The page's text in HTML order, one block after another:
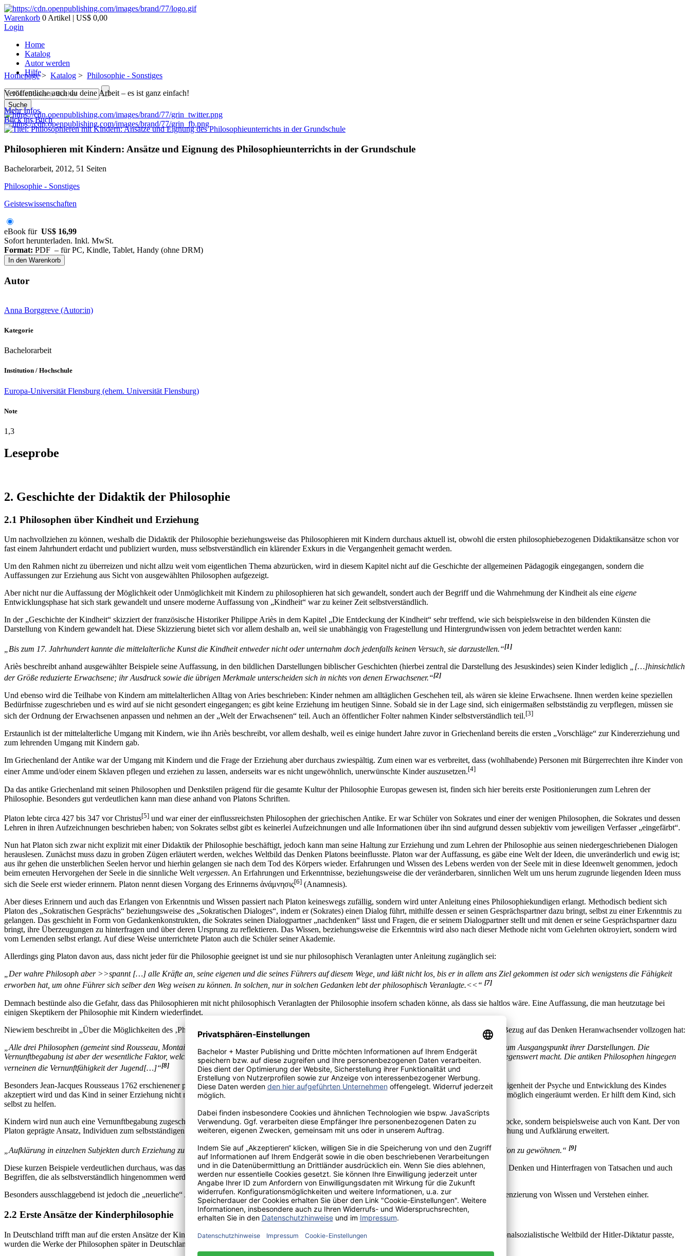
Warenkorb 0 Artikel | US$ 0,00
Login
Home
Katalog
Autor werden
Hilfe
Suche
Homepage> Katalog > Philosophie - Sonstiges
Veröffentliche auch du deine Arbeit – es ist ganz einfach!
Mehr Infos
Blick ins Buch
Philosophieren mit Kindern: Ansätze und Eignung des Philosophieunterrichts in der Grundschule
Bachelorarbeit, 2012, 51 Seiten
Philosophie - Sonstiges
Geisteswissenschaften
eBook für US$ 16,99
Sofort herunterladen. Inkl. MwSt.
Format: PDF – für PC, Kindle, Tablet, Handy (ohne DRM)
In den Warenkorb
Autor
Anna Borggreve (Autor:in)
Kategorie
Bachelorarbeit
Institution / Hochschule
Europa-Universität Flensburg (ehem. Universität Flensburg)
Note
1,3
Leseprobe
2. Geschichte der Didaktik der Philosophie
2.1 Philosophen über Kindheit und Erziehung
Um nachvollziehen zu können, weshalb die Didaktik der Philosophie beziehungsweise das Philosophieren mit Kindern durchaus aktuell ist, obwohl die ersten philosophiebezogenen Didaktikansätze schon vor
fast einem Jahrhundert erdacht und publiziert wurden, muss selbstverständlich ein klärender Exkurs in die Vergangenheit gemacht werden.
Um den Rahmen nicht zu überreizen und nicht allzu weit vom eigentlichen Thema abzurücken, wird in diesem Kapitel nicht auf die Geschichte der allgemeinen Pädagogik eingegangen, sondern die
Auffassungen zur Erziehung aus Sicht von ausgewählten Philosophen aufgezeigt.
Aber nicht nur die Auffassung der Möglichkeit oder Unmöglichkeit mit Kindern zu philosophieren hat sich gewandelt, sondert auch der Begriff und die Wahrnehmung der Kindheit als eine eigene
Entwicklungsphase hat sich stark gewandelt und unsere moderne Auffassung von „Kindheit“ war zu keiner Zeit selbstverständlich.
In der „Geschichte der Kindheit“ skizziert der französische Historiker Philippe Ariès in dem Kapitel „Die Entdeckung der Kindheit“ sehr treffend, wie sich beispielsweise in den bildenden Künsten die
Darstellung von Kindern gewandelt hat. Diese Skizzierung bietet sich vor allem deshalb an, weil sie unabhängig von Fragestellung und Hintergrundwissen von jedem betrachtet werden kann:
„Bis zum 17. Jahrhundert kannte die mittelalterliche Kunst die Kindheit entweder nicht oder unternahm doch jedenfalls keinen Versuch, sie darzustellen.“[1]
Ariès beschreibt anhand ausgewählter Beispiele seine Auffassung, in den bildlichen Darstellungen biblischer Geschichten (hierbei zentral die Darstellung des Jesuskindes) seien Kinder lediglich
„[…]hinsichtlich
der Größe reduzierte Erwachsene; ihr Ausdruck sowie die übrigen Merkmale unterscheiden sich in nichts von denen Erwachsener.“[2]
Und ebenso wird die Teilhabe von Kindern am mittelalterlichen Alltag von Aries beschrieben: Kinder nehmen am alltäglichen Geschehen teil, als wären sie kleine Erwachsene. Ihnen werden keine speziellen
Bedürfnisse zugeschrieben und es wird auf sie nicht gesondert eingegangen; es gibt keine Erziehung im heutigen Sinne. Sobald sie in der Lage sind, sich einigermaßen selbstständig zu verpflegen, müssen sie
sich der Ordnung der Erwachsenen anpassen und nehmen an der „Welt der Erwachsenen“ teil. Auch an öffentlicher Folter nahmen Kinder selbstverständlich teil.[3]
Erstaunlich ist der mittelalterliche Umgang mit Kindern, wie ihn Ariès beschreibt, vor allem deshalb, weil es einige hundert Jahre zuvor in Griechenland bereits die ersten „Vorschläge“ zur Kindererziehung und
zum lehrenden Umgang mit Kindern gab.
Im Griechenland der Antike war der Umgang mit Kindern und die Frage der Erziehung aber durchaus zwiespältig. Zum einen war es verbreitet, dass (wohlhabende) Personen mit Bürgerrechten ihre Kinder von
einer Amme und/oder einem Sklaven pflegen und erziehen zu lassen, anderseits war es nicht ungewöhnlich, unerwünschte Kinder auszusetzen.[4]
Da das antike Griechenland mit seinen Philosophen und Denkstilen prägend für die gesamte Kultur der Philosophie Europas gewesen ist, finden sich hier bereits erste Positionierungen zum Lehren der
Philosophie. Besonders gut verdeutlichen kann man diese anhand von Platons Schriften.
Platon lebte circa 427 bis 347 vor Christus[5] und war einer der einflussreichsten Philosophen der griechischen Antike. Er war Schüler von Sokrates und einer der wenigen Philosophen, die Sokrates und dessen
Lehren in ihren Aufzeichnungen beschrieben haben; von Sokrates selbst gibt es keinerlei Aufzeichnungen und alle Informationen über ihn sind aufgrund dessen subjektiv vom jeweiligen Verfasser „eingefärbt“.
Nun hat Platon sich zwar nicht explizit mit einer Didaktik der Philosophie beschäftigt, jedoch kann man seine Haltung zur Erziehung und zum Lehren der Philosophie aus seinen niedergeschriebenen Dialogen
herauslesen. Zunächst muss dazu in groben Zügen erläutert werden, welches Weltbild das Denken Platons beeinflusste. Platon war der Auffassung, es gäbe eine Welt der Ideen, die unveränderlich und ewig ist;
aus ihr gehen die unsterblichen Seelen hervor und hierhin gelangen sie nach dem Tod des Körpers wieder. Erfahrungen und Wissen des Lebens werden von der Seele mit in diese Ideenwelt genommen, jedoch
beim erneuten Hervorgehen der Seele in die sinnliche Welt vergessen. An Erfahrungen und Erkenntnisse, beziehungsweise die der veränderbaren, sinnlichen Welt um uns herum zugrunde liegenden Ideen muss
sich die Seele erst wieder erinnern. Platon nennt diesen Vorgang des Erinnerns ἀνάμνησις[6] (Anamnesis).
Aber dieses Erinnern und auch das Erlangen von Erkenntnis und Wissen passiert nach Platon keineswegs zufällig, sondern wird unter Anleitung eines Philosophiekundigen erlangt. Methodisch bedient sich
Platon des „Sokratischen Gesprächs“ beziehungsweise des „Sokratischen Dialoges“, indem er (Sokrates) einen Dialog führt, mithilfe dessen er seinen Gesprächspartner dazu bringt, selbst zu einer Erkenntnis zu
gelangen. Das geschieht in Form von Gedankenkonstrukten, die Sokrates seinen Dialogpartner „nachdenken“ lässt und Fragen, die er seinem Dialogpartner stellt und mit denen er seine Gesprächspartner dazu
bringt, ihre Überzeugungen zu hinterfragen und über deren Ursprung zu reflektieren. Das Wissen, beziehungsweise die Erkenntnis wird also nach dieser Methode nicht vom Gelehrten oktroyiert, sondern wird
vom Lernenden selbst erlangt. Auf diese Weise unterrichtete Platon auch die Schüler seiner Akademie.
Allerdings ging Platon davon aus, dass nicht jeder für die Philosophie geeignet ist und sie nur philosophisch Veranlagten unter Anleitung zugänglich sei:
„Der wahre Philosoph aber >>spannt […] alle Kräfte an, seine eigenen und die seines Führers auf diesem Wege, und läßt nicht los, bis er in allem ans Ziel gekommen ist oder sich wenigstens die Fähigkeit
erworben hat, um ohne Führer sich selber den Weg weisen zu können. In solchen, nur in solchen Gedanken lebt der philosophisch Veranlagte.<<“ [7]
Demnach bestünde also die Gefahr, dass das Philosophieren mit nicht philosophisch Veranlagten der Philosophie insofern schaden könne, als dass sie haltlos wäre. Eine Auffassung, die man heutzutage bei
einigen Skeptikern der Philosophie mit Kindern wiederfindet.
Niewiem beschreibt in „Über die Möglichkeiten des ‚Philosophierens mit Kindern und Jugendlichen’“ den entscheidenden Wandel, der sich seit Platon in Bezug auf das Denken Heranwachsender vollzogen hat:
„Alle drei Philosophen (gemeint sind Rousseau, Montaigne und Locke – Anm. der Verf.) heben die Vernunftbegabung der Kinder hervor und nehmen sie zum Ausgangspunkt ihrer Darstellungen. Die
Vernunftbegabung ist aber der wesentliche Faktor, welcher den Gedanken an die Möglichkeit des >>Philosophieren mit Kindern<< im Grunde erst überlegenswert macht. Die antiken Philosophen hingegen
verneinen die Vernunftfähigkeit der Jugend[…]“[8]
Besonders Jean-Jacques Rousseaus 1762 erschienener pädagogischer Roman „Émile oder über die Erziehung“ bleibt hervorzuheben, da hier erstmals die Eigenheit der Psyche und Entwicklung des Kindes
akzeptiert wird und das Kind in seiner Erziehung nicht nur als „Mängelwesen“ mit autoritären Mitteln gelenkt wird, sondern ihm so viele Freiheiten als nur möglich eingeräumt werden. Er hilft dem Kind, sich
selbst zu helfen.
Kindern wird nun auch eine Vernunftbegabung zugeschrieben und das nicht nur von den drei im Zitat gemeinten Philosophen Rousseau, Montaigne und Locke, sondern beispielsweise auch von Kant. Der von
Platon geprägte Ansatz, Individuen zum selbstständigen Denken anzuregen, wird im Laufe der Geschichte um die Betrachtung und Einbeziehung der Erziehung und Aufklärung erweitert.
„Aufklärung in einzelnen Subjekten durch Erziehung zu gründen, ist also gar leicht; man muß nur früh genug anfangen, die jungen Köpfe zu dieser Reflexion zu gewöhnen.“ [9]
Diese kurzen Beispiele verdeutlichen durchaus, was das Ziel der Erziehung und nicht zuletzt der Philosophie sein soll: Eine Befähigung zu selbstständigem Denken und Hinterfragen von Tatsachen und auch
Begriffen, die als selbstverständlich hingenommen werden.
Besonders ausschlaggebend ist jedoch die „neuerliche“ Auffassung, dass Verstehen wichtiger als auswendig gelerntes Wissen sei. Das geht mit einer Differenzierung von Wissen und Verstehen einher.
2.2 Erste Ansätze der Kinderphilosophie
In Deutschland trifft man auf die ersten Ansätze der Kinderphilosophie in den 1920er Jahren. Da die Kinderphilosophie selbstverständlich nicht in das nationalsozialistische Weltbild der Hitler-Diktatur passte,
wurden die Werke der Philosophen später in Deutschland verboten.